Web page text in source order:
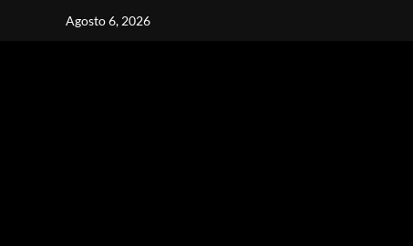
Agosto 6, 2026